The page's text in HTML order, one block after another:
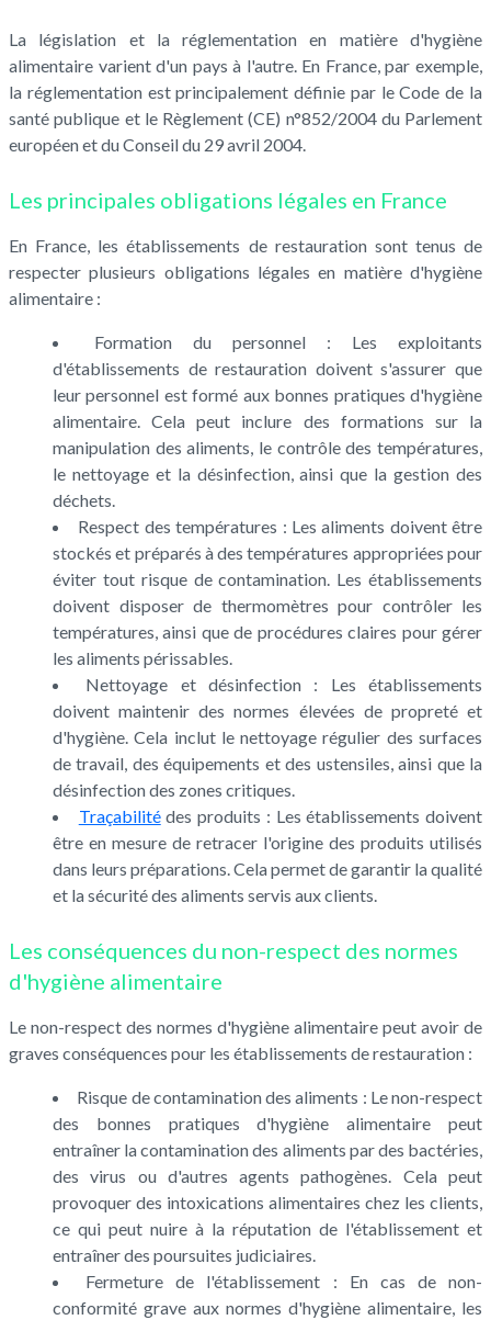
La législation et la réglementation en matière d'hygiène
alimentaire varient d'un pays à l'autre. En France, par exemple,
la réglementation est principalement définie par le Code de la
santé publique et le Règlement (CE) n°852/2004 du Parlement
européen et du Conseil du 29 avril 2004.
Les principales obligations légales en France
En France, les établissements de restauration sont tenus de
respecter plusieurs obligations légales en matière d'hygiène
alimentaire :
Formation du personnel : Les exploitants
d'établissements de restauration doivent s'assurer que
leur personnel est formé aux bonnes pratiques d'hygiène
alimentaire. Cela peut inclure des formations sur la
manipulation des aliments, le contrôle des températures,
le nettoyage et la désinfection, ainsi que la gestion des
déchets.
Respect des températures : Les aliments doivent être
stockés et préparés à des températures appropriées pour
éviter tout risque de contamination. Les établissements
doivent disposer de thermomètres pour contrôler les
températures, ainsi que de procédures claires pour gérer
les aliments périssables.
Nettoyage et désinfection : Les établissements
doivent maintenir des normes élevées de propreté et
d'hygiène. Cela inclut le nettoyage régulier des surfaces
de travail, des équipements et des ustensiles, ainsi que la
désinfection des zones critiques.
Traçabilitédes produits : Les établissements doivent
être en mesure de retracer l'origine des produits utilisés
dans leurs préparations. Cela permet de garantir la qualité
et la sécurité des aliments servis aux clients.
Les conséquences du non-respect des normes
d'hygiène alimentaire
Le non-respect des normes d'hygiène alimentaire peut avoir de
graves conséquences pour les établissements de restauration :
Risque de contamination des aliments : Le non-respect
des bonnes pratiques d'hygiène alimentaire peut
entraîner la contamination des aliments par des bactéries,
des virus ou d'autres agents pathogènes. Cela peut
provoquer des intoxications alimentaires chez les clients,
ce qui peut nuire à la réputation de l'établissement et
entraîner des poursuites judiciaires.
Fermeture de l'établissement : En cas de non-
conformité grave aux normes d'hygiène alimentaire, les